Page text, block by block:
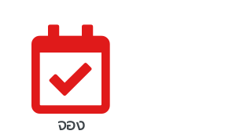
จอง